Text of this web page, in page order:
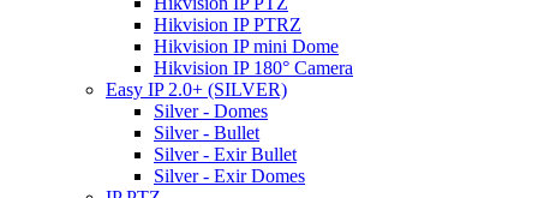
Hikvision IP PTRZ
Hikvision IP mini Dome
Hikvision IP 180° Camera
Easy IP 2.0+ (SILVER)
Silver - Domes
Silver - Bullet
Silver - Exir Bullet
Silver - Exir Domes